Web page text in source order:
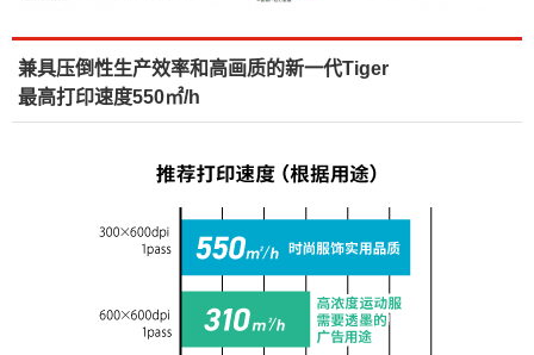
兼具压倒性生产效率和高画质的新一代Tiger
最高打印速度550㎡/h